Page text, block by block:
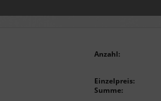
Anzahl:
Einzelpreis:
Summe: